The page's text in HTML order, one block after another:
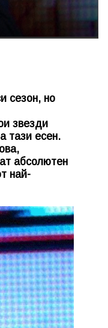
сезон, но
звезди
тази есен.
абсолютен
най-